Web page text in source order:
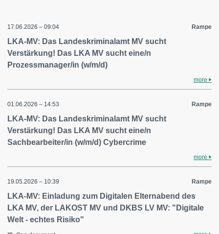
17.06.2026 – 09:04 Rampe
LKA-MV: Das Landeskriminalamt MV sucht
Verstärkung! Das LKA MV sucht eine/n
Prozessmanager/in (w/m/d)
more
01.06.2026 – 14:53 Rampe
LKA-MV: Das Landeskriminalamt MV sucht
Verstärkung! Das LKA MV sucht eine/n
Sachbearbeiter/in (w/m/d) Cybercrime
more
19.05.2026 – 10:39 Rampe
LKA-MV: Einladung zum Digitalen Elternabend des
LKA MV, der LAKOST MV und DKBS LV MV: "Digitale
Welt - echtes Risiko"